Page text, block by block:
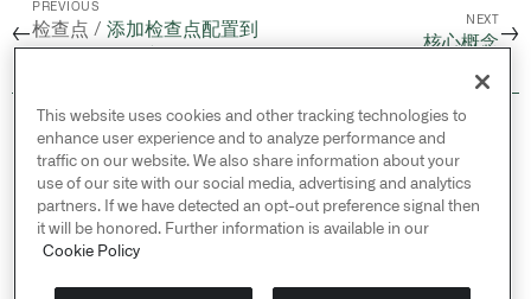
←
PREVIOUS
检查点 / 添加检查点配置到
NEXT
核心概念→
© 2026 Palantir Technologies Inc. All rights
reserved.
Cookies Statement ↗
Privacy Statement ↗
Terms of Use ↗
Do Not Sell or Share My Personal Information
This website uses cookies and other tracking technologies to
enhance user experience and to analyze performance and
traffic on our website. We also share information about your
use of our site with our social media, advertising and analytics
partners. If we have detected an opt-out preference signal then
it will be honored. Further information is available in our
Cookie Policy